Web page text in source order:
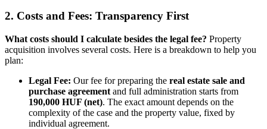
2. Costs and Fees: Transparency First
What costs should I calculate besides the legal fee? Property
acquisition involves several costs. Here is a breakdown to help you
plan:
Legal Fee: Our fee for preparing the real estate sale and
purchase agreement and full administration starts from
190,000 HUF (net). The exact amount depends on the
complexity of the case and the property value, fixed by
individual agreement.